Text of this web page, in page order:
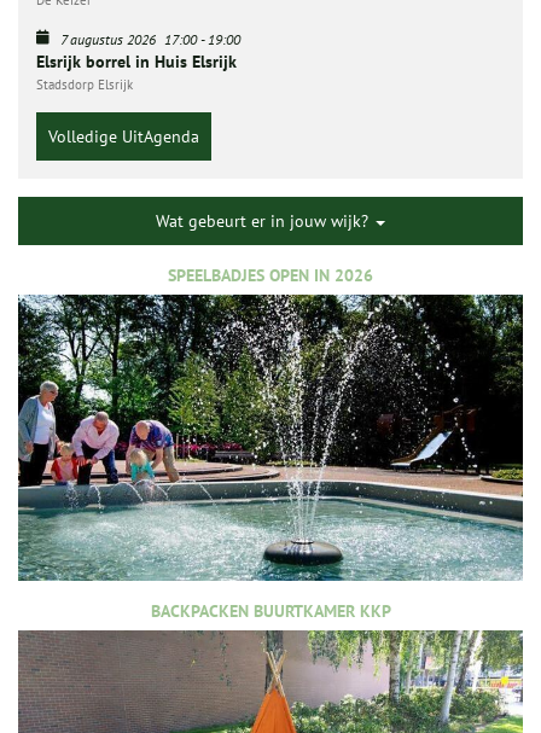
7 augustus 2026 17:00-19:00
Elsrijk borrel in Huis Elsrijk
Stadsdorp Elsrijk
Volledige UitAgenda
Wat gebeurt er in jouw wijk?
SPEELBADJES OPEN IN 2026
BACKPACKEN BUURTKAMER KKP